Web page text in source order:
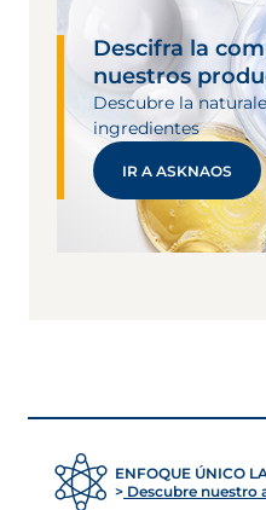
Descifra la
nuestros
Descubre la
ingredientes
IR A ASKNAOS
ENFOQUE ÚNICO
Descubre nuestro